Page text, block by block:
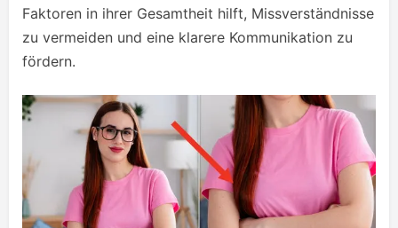
Faktoren in ihrer Gesamtheit hilft, Missverständnisse
zu vermeiden und eine klarere Kommunikation zu
fördern.